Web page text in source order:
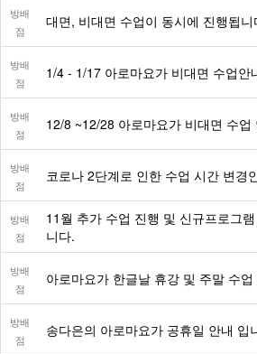
방배
점
대면, 비대면 수업이 동시에 진행됩니
방배
점
1/4 - 1/17 아로마요가 비대면 수업안
방배
점
12/8 ~12/28 아로마요가 비대면 수업
방배
점
코로나 2단계로 인한 수업 시간 변경
방배
점
11월 추가 수업 진행 및 신규프로그
니다.
방배
점
아로마요가 한글날 휴강 및 주말 수업
방배
점
송다은의 아로마요가 공휴일 안내 입